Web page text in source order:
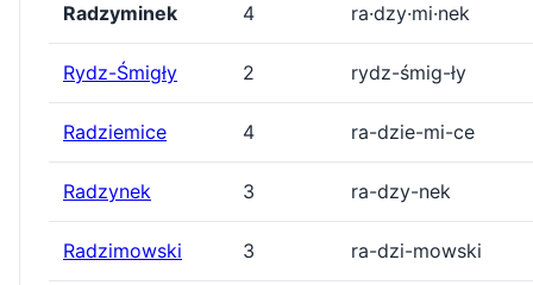
Radzyminek 4 ra·dzy·mi·nek
Rydz-Śmigły 2 rydz-śmig-ły
Radziemice 4 ra-dzie-mi-ce
Radzynek 3 ra-dzy-nek
Radzimowski 3 ra-dzi-mowski